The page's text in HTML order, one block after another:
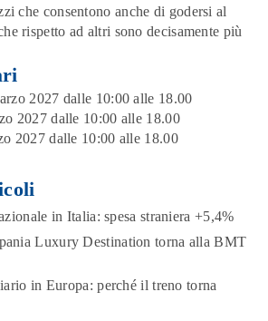
che consentono anche di godersi al
rispetto ad altri sono decisamente più
2027 dalle 10:00 alle 18.00
2027 dalle 10:00 alle 18.00
2027 dalle 10:00 alle 18.00
in Italia: spesa straniera +5,4%
Luxury Destination torna alla BMT
in Europa: perché il treno torna